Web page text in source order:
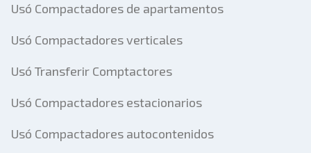
Usó Compactadores de apartamentos
Usó Compactadores verticales
Usó Transferir Comptactores
Usó Compactadores estacionarios
Usó Compactadores autocontenidos